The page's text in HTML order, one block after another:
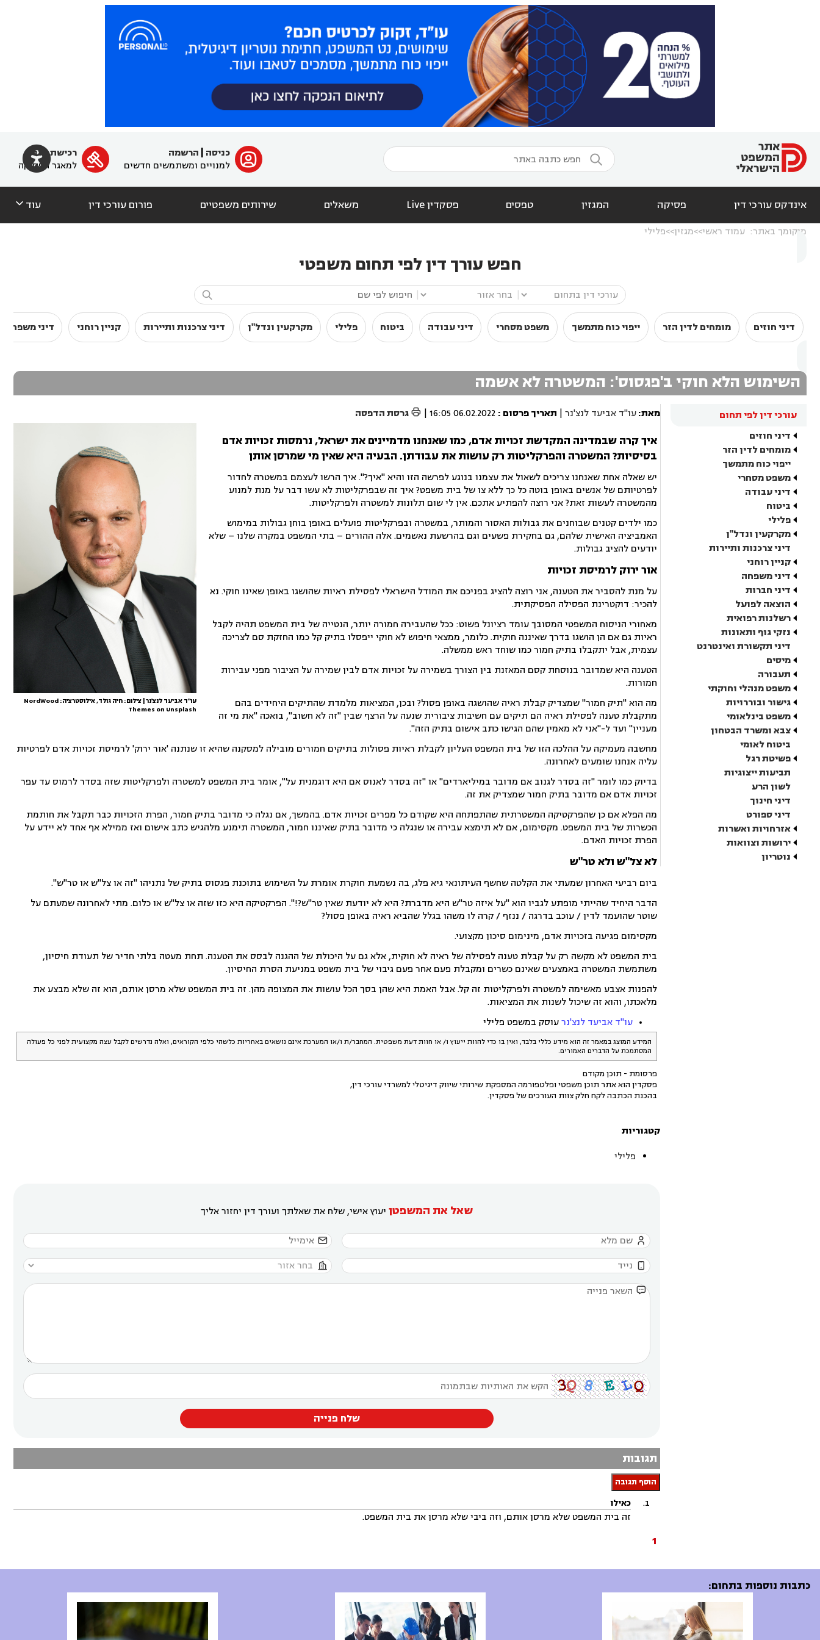
  ﱐ כניסה
הרשמה
למנויים ומשתמשים חדשים

רכישת מנוי
למאגר הפסיקה
אינדקס עורכי דין פסיקה המגזין טפסים פסקדין Live משאלים שירותים משפטיים פורום עורכי דין עוד 
מיקומך באתר: עמוד ראשי מגזין פלילי
חפש עורך דין לפי תחום משפטי

דיני חוזים מומחים לדין הזר ייפוי כוח מתמשך משפט מסחרי דיני עבודה ביטוח פלילי מקרקעין ונדל"ן דיני צרכנות ותיירות קניין רוחני דיני משפחה
השימוש הלא חוקי ב'פגסוס': המשטרה לא אשמה
עורכי דין לפי תחום
דיני חוזים
מומחים לדין הזר
ייפוי כוח מתמשך
משפט מסחרי
דיני עבודה
ביטוח
פלילי
מקרקעין ונדל"ן
דיני צרכנות ותיירות
קניין רוחני
דיני משפחה
דיני חברות
הוצאה לפועל
רשלנות רפואית
נזקי גוף ותאונות
דיני תקשורת ואינטרנט
מיסים
תעבורה
משפט מנהלי וחוקתי
גישור ובוררויות
משפט בינלאומי
צבא ומשרד הבטחון
ביטוח לאומי
פשיטת רגל
תביעות ייצוגיות
לשון הרע
דיני חינוך
דיני ספורט
אזרחויות ואשרות
ירושות וצוואות
נוטריון
מאת:עו"ד אביעד לנצ'נר | תאריך פרסום :
06.02.2022 16:05
|
 גרסת הדפסה
עו"ד אביעד לנצ'נר | צילום: חיה גולד, אילוסטרציה: NordWood
Themes on Unsplash
איך קרה שבמדינה המקדשת זכויות אדם, כמו שאנחנו מדמיינים את ישראל, נרמסות זכויות אדם
בסיסיות? המשטרה והפרקליטות רק עושות את עבודתן. הבעיה היא שאין מי שמרסן אותן
יש שאלה אחת שאנחנו צריכים לשאול את עצמנו בנוגע לפרשה הזו והיא "איך?". איך הרשו לעצמם במשטרה לחדור
לפרטיותם של אנשים באופן בוטה כל כך ללא צו של בית משפט? איך זה שבפרקליטות לא עשו דבר על מנת למנוע
מהמשטרה לעשות זאת? אני רוצה להפתיע אתכם. אין לי שום תלונות למשטרה ולפרקליטות.
כמו ילדים קטנים שבוחנים את גבולות האסור והמותר, במשטרה ובפרקליטות פועלים באופן בוחן גבולות במימוש
האמביציה האישית שלהם, גם בחקירת פשעים וגם בהרשעת נאשמים. אלה ההורים – בתי המשפט במקרה שלנו – שלא
יודעים להציב גבולות.
אור ירוק לרמיסת זכויות
על מנת להסביר את הטענה, אני רוצה להציג בפניכם את המודל הישראלי לפסילת ראיות שהושגו באופן שאינו חוקי. נא
להכיר: דוקטרינת הפסילה הפסיקתית.
מאחורי הניסוח המשפטי המסובך עומד רציונל פשוט: ככל שהעבירה חמורה יותר, הנטייה של בית המשפט תהיה לקבל
ראיות גם אם הן הושגו בדרך שאיננה חוקית. כלומר, ממצאי חיפוש לא חוקי ייפסלו בתיק קל כמו החזקת סם לצריכה
עצמית, אבל יתקבלו בתיק חמור כמו שוחד ראש ממשלה.
הטענה היא שמדובר בנוסחת קסם המאזנת בין הצורך בשמירה על זכויות אדם לבין שמירה על הציבור מפני עבירות
חמורות.
מה הוא "תיק חמור" שמצדיק קבלת ראיה שהושגה באופן פסול? ובכן, המציאות מלמדת שהתיקים היחידים בהם
מתקבלת טענה לפסילת ראיה הם תיקים עם חשיבות ציבורית שנעה על הרצף שבין "זה לא חשוב", בואכה "את מי זה
מעניין" ועד ל-"אני לא מאמין שהם הגישו כתב אישום בתיק הזה".
מחשבה מעמיקה על ההלכה הזו של בית המשפט העליון לקבלת ראיות פסולות בתיקים חמורים מובילה למסקנה שהיא זו שנתנה 'אור ירוק' לרמיסת זכויות אדם לפרטיות
עליה אנחנו שומעים לאחרונה.
בדיוק כמו לומר "זה בסדר לגנוב אם מדובר במיליארדים" או "זה בסדר לאנוס אם היא דוגמנית על", אומר בית המשפט למשטרה ולפרקליטות שזה בסדר לרמוס עד עפר
זכויות אדם אם מדובר בתיק חמור שמצדיק את זה.
מה הפלא אם כן שהפרקטיקה המשטרתית שהתפתחה היא שקודם כל מפרים זכויות אדם. בהמשך, אם נגלה כי מדובר בתיק חמור, הפרת הזכויות כבר תקבל את חותמת
הכשרות של בית המשפט. מקסימום, אם לא תימצא עבירה או שנגלה כי מדובר בתיק שאיננו חמור, המשטרה תימנע מלהגיש כתב אישום ואז ממילא אף אחד לא יידע על
הפרת זכויות האדם.
לא צל"ש ולא טר"ש
ביום רביעי האחרון שמעתי את הקלטה שחשף העיתונאי גיא פלג, בה נשמעת חוקרת אומרת על השימוש בתוכנת פגסוס בתיק של נתניהו "זה או צל"ש או טר"ש".
הדבר היחיד שהייתי מופתע לגביו הוא "על איזה טר"ש היא מדברת? היא לא יודעת שאין טר"ש?!". הפרקטיקה היא כזו שזה או צל"ש או כלום. מתי לאחרונה שמעתם על
שוטר שהועמד לדין / עוכב בדרגה / ננזף / קרה לו משהו בגלל שהביא ראיה באופן פסול?
מקסימום פגיעה בזכויות אדם, מינימום סיכון מקצועי.
בית המשפט לא מקשה רק על קבלת טענה לפסילה של ראיה לא חוקית, אלא גם על היכולת של ההגנה לבסס את הטענה. תחת מעטה בלתי חדיר של תעודת חיסיון,
משתמשת המשטרה באמצעים שאינם כשרים ומקבלת פעם אחר פעם גיבוי של בית משפט במניעת הסרת החיסיון.
להפנות אצבע מאשימה למשטרה ולפרקליטות זה קל. אבל האמת היא שהן בסך הכל עושות את המצופה מהן. זה בית המשפט שלא מרסן אותם, הוא זה שלא מבצע את
מלאכתו, והוא זה שיכול לשנות את המציאות.
עו"ד אביעד לנצ'נרעוסק במשפט פלילי
המידע המוצג במאמר זה הוא מידע כללי בלבד, ואין בו כדי להוות ייעוץ ו/ או חוות דעת משפטית. המחבר/ת ו/או המערכת אינם נושאים באחריות כלשהי כלפי הקוראים, ואלה נדרשים לקבל עצה מקצועית לפני כל פעולה
המסתמכת על הדברים האמורים.
פרסומת - תוכן מקודם
פסקדין הוא אתר תוכן משפטי ופלטפורמה המספקת שירותי שיווק דיגיטלי למשרדי עורכי דין,
בהכנת הכתבה לקח חלק צוות העורכים של פסקדין.
קטגוריות
פלילי
שאל את המשפטן יעוץ אישי, שלח את שאלתך ועורך דין יחזור אליך





שלח פנייה
תגובות
הוסף תגובה
כאילו
זה בית המשפט שלא מרסן אותם, וזה ביבי שלא מרסן את בית המשפט.
1
כתבות נוספות בתחום: